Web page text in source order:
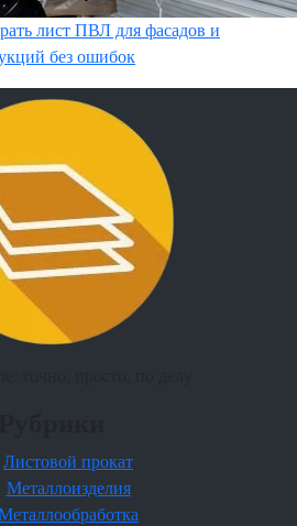
лист ПВЛ для фасадов и
без ошибок
Листовой прокат
Металлоизделия